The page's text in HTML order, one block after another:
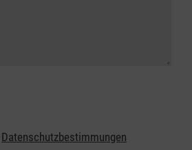
Datenschutzbestimmungen